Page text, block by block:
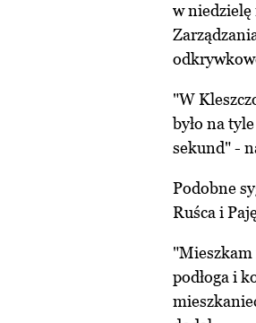
w niedzielę
"W
było na
sekund" -
Podobne
Ruśca i
"Mieszkam
podłoga i